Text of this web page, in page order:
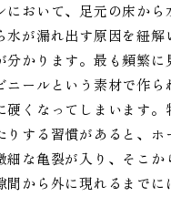
おいて、足元の床か
が漏れ出す原因を紐
かります。最も頻繁
ールという素材で作
くなってしまいます
する習慣があると、
な亀裂が入り、そこ
から外に現れるまで